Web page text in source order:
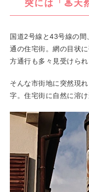
突には「♨天
国道2号線と43号線の
通の住宅街。網の目状
方通行も多々見受けられ
そんな市街地に突然現
字。住宅街に自然に溶